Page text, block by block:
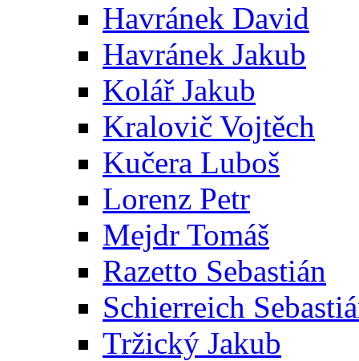
Havránek David
Havránek Jakub
Kolář Jakub
Kralovič Vojtěch
Kučera Luboš
Lorenz Petr
Mejdr Tomáš
Razetto Sebastián
Schierreich
Tržický Jakub